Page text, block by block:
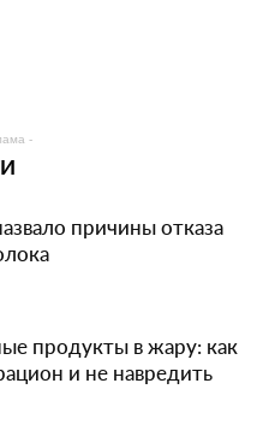
-
причины отказа
продукты в жару: как
и не навредить